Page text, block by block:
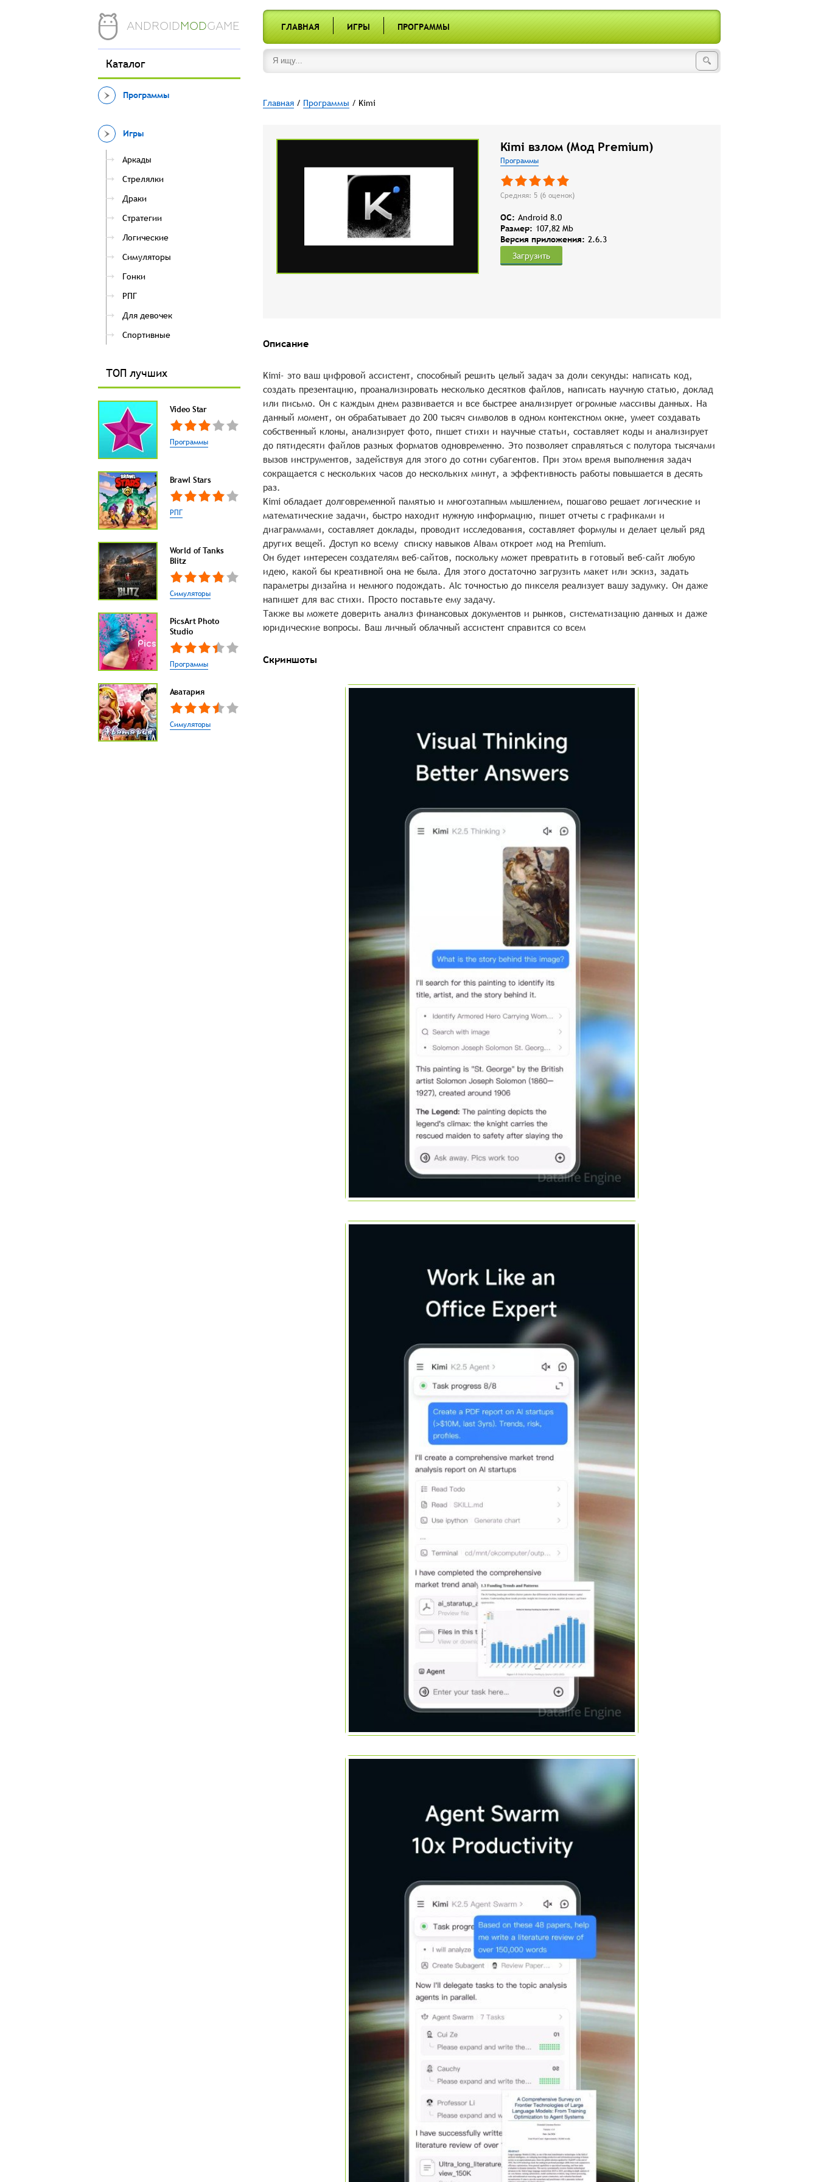
ANDROIDMODGAME ГЛАВНАЯ ИГРЫ ПРОГРАММЫ
Каталог
Программы
Игры
Аркады
Стрелялки
Драки
Стратегии
Логические
Симуляторы
Гонки
РПГ
Для девочек
Спортивные
ТОП лучших
Video Star
Программы
Brawl Stars
РПГ
World of Tanks
Blitz
Симуляторы
PicsArt Photo
Studio
Программы
Аватария
Симуляторы
Главная/ Программы / Kimi
Kimi взлом (Мод Premium)
Программы
Средняя: 5 (6оценок)
OC: Android 8.0
Размер: 107,82 Mb
Версия приложения: 2.6.3
Загрузить
Описание
Kimi- это ваш цифровой ассистент, способный решить целый задач за доли секунды: написать код,
создать презентацию, проанализировать несколько десятков файлов, написать научную статью, доклад
или письмо. Он с каждым днем развивается и все быстрее анализирует огромные массивы данных. На
данный момент, он обрабатывает до 200 тысяч символов в одном контекстном окне, умеет создавать
собственный клоны, анализирует фото, пишет стихи и научные статьи, составляет коды и анализирует
до пятидесяти файлов разных форматов одновременно. Это позволяет справляться с полутора тысячами
вызов инструментов, задействуя для этого до сотни субагентов. При этом время выполнения задач
сокращается с нескольких часов до нескольких минут, а эффективность работы повышается в десять
раз.
Kimi обладает долговременной памятью и многоэтапным мышлением, пошагово решает логические и
математические задачи, быстро находит нужную информацию, пишет отчеты с графиками и
диаграммами, составляет доклады, проводит исследования, составляет формулы и делает целый ряд
других вещей. Доступ ко всему списку навыков AIвам откроет мод на Premium.
Он будет интересен создателям веб-сайтов, поскольку может превратить в готовый веб-сайт любую
идею, какой бы креативной она не была. Для этого достаточно загрузить макет или эскиз, задать
параметры дизайна и немного подождать. AIс точностью до пикселя реализует вашу задумку. Он даже
напишет для вас стихи. Просто поставьте ему задачу.
Также вы можете доверить анализ финансовых документов и рынков, систематизацию данных и даже
юридические вопросы. Ваш личный облачный ассистент справится со всем
Скриншоты